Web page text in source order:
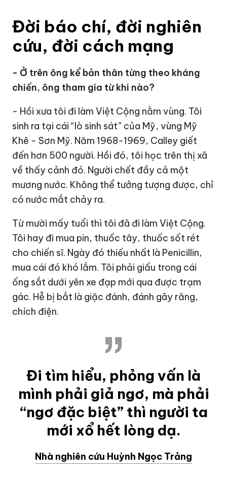
Đời báo chí, đời nghiên
cứu, đời cách mạng
- Ở trên ông kể bản thân từng theo kháng
chiến, ông tham gia từ khi nào?
- Hồi xưa tôi đi làm Việt Cộng nằm vùng. Tôi
sinh ra tại cái “lò sinh sát” của Mỹ, vùng Mỹ
Khê - Sơn Mỹ. Năm 1968-1969, Calley giết
đến hơn 500 người. Hồi đó, tôi học trên thị xã
về thấy cảnh đó. Người chết đầy cả một
mương nước. Không thể tưởng tượng được, chỉ
có nước mắt chảy ra.
Từ mười mấy tuổi thì tôi đã đi làm Việt Cộng.
Tôi hay đi mua pin, thuốc tây, thuốc sốt rét
cho chiến sĩ. Ngày đó thiếu nhất là Penicillin,
mua cái đó khó lắm. Tôi phải giấu trong cái
ống sắt dưới yên xe đạp mới qua được trạm
gác. Hễ bị bắt là giặc đánh, đánh gãy răng,
chích điện.
Đi tìm hiểu, phỏng vấn là
mình phải giả ngơ, mà phải
“ngơ đặc biệt” thì người ta
mới xổ hết lòng dạ.
Nhà nghiên cứu Huỳnh Ngọc Trảng